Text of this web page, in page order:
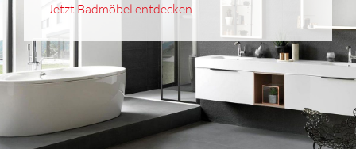
Jetzt Badmöbel entdecken